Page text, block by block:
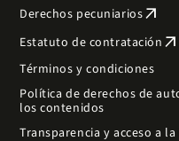
Derechos pecuniariosarrow_outward
Estatuto de contratación arrow_outward
Términos y condiciones
Política de derechos de
los contenidos
Transparencia y acceso a